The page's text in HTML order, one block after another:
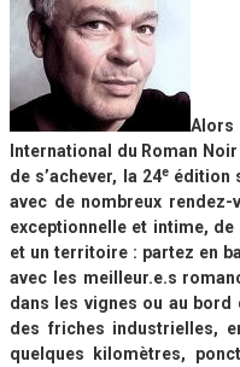
International du Roman
de s’achever, la 24eédition
avec de nombreux rendez-
exceptionnelle et intime,
et un territoire : partez en
avec les meilleur.e.s
dans les vignes ou au
des friches industrielles,
quelques kilomètres,